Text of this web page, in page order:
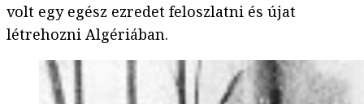
volt egy egész ezredet feloszlatni és újat
létrehozni Algériában.